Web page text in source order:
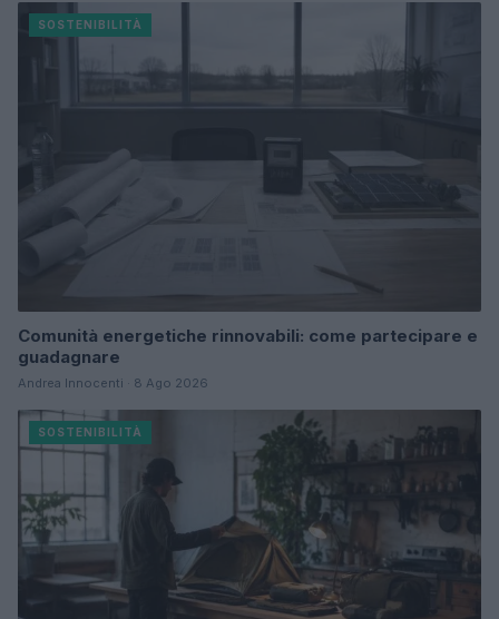
SOSTENIBILITÀ
Comunità energetiche rinnovabili: come partecipare e
guadagnare
Andrea Innocenti · 8 Ago 2026
SOSTENIBILITÀ